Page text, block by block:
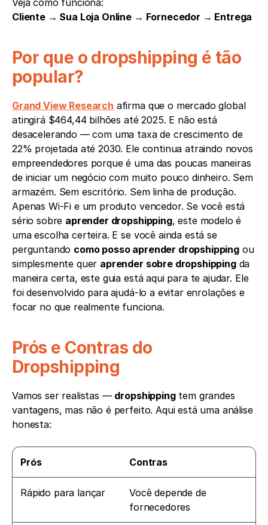
Cliente → Sua Loja Online → Fornecedor → Entrega
Por que o dropshipping é tão
popular?
Grand View Research afirma que o mercado global
atingirá $464,44 bilhões até 2025. E não está
desacelerando — com uma taxa de crescimento de
22% projetada até 2030. Ele continua atraindo novos
empreendedores porque é uma das poucas maneiras
de iniciar um negócio com muito pouco dinheiro. Sem
armazém. Sem escritório. Sem linha de produção.
Apenas Wi-Fi e um produto vencedor. Se você está
sério sobre aprender dropshipping, este modelo é
uma escolha certeira. E se você ainda está se
perguntando como posso aprender dropshipping ou
simplesmente quer aprender sobre dropshipping da
maneira certa, este guia está aqui para te ajudar. Ele
foi desenvolvido para ajudá-lo a evitar enrolações e
focar no que realmente funciona.
Prós e Contras do
Dropshipping
Vamos ser realistas — dropshipping tem grandes
vantagens, mas não é perfeito. Aqui está uma análise
honesta:
Prós Contras
Rápido para lançar
Você depende de
fornecedores